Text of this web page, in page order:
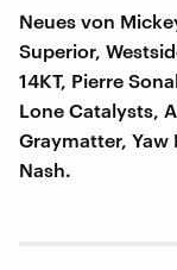
Neues von
Superior,
14KT, Pierre
Lone Catalysts,
Graymatter, Yaw
Nash.